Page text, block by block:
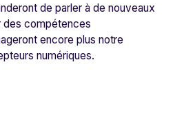
de parler à de nouveaux
compétences
encore plus notre
numériques.